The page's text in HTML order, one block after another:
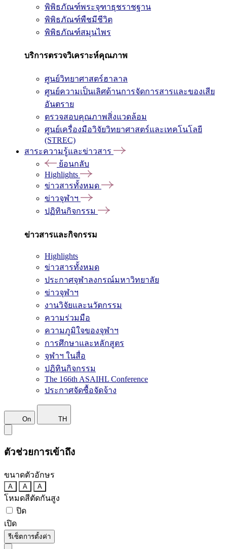
พิพิธภัณฑ์พระจุฑาธุชราชฐาน
พิพิธภัณฑ์พืชมีชีวิต
พิพิธภัณฑ์สมุนไพร
บริการตรวจวิเคราะห์คุณภาพ
ศูนย์วิทยาศาสตร์ฮาลาล
ศูนย์ความเป็นเลิศด้านการจัดการสารและของเสีย
อันตราย
ตรวจสอบคุณภาพสิ่งแวดล้อม
ศูนย์เครื่องมือวิจัยวิทยาศาสตร์และเทคโนโลยี
(STREC)
สาระความรู้และข่าวสาร
ย้อนกลับ
Highlights
ข่าวสารทั้งหมด
ข่าวจุฬาฯ
ปฏิทินกิจกรรม
ข่าวสารและกิจกรรม
Highlights
ข่าวสารทั้งหมด
ประกาศจุฬาลงกรณ์มหาวิทยาลัย
ข่าวจุฬาฯ
งานวิจัยและนวัตกรรม
ความร่วมมือ
ความภูมิใจของจุฬาฯ
การศึกษาและหลักสูตร
จุฬาฯ ในสื่อ
ปฏิทินกิจกรรม
The 166th ASAIHL Conference
ประกาศจัดซื้อจัดจ้าง
On TH
ตัวช่วยการเข้าถึง
ขนาดตัวอักษร
A A A
โหมดสีตัดกันสูง
ปิด
เปิด
รีเซ็ตการตั้งค่า